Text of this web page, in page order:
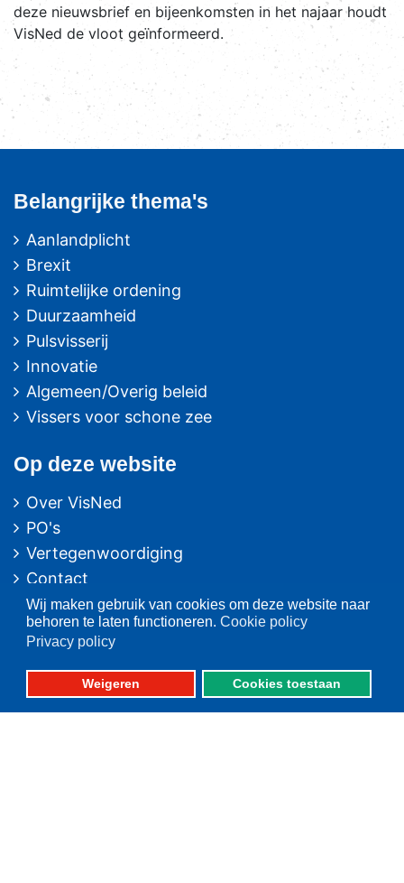
Wij maken gebruik van cookies om deze website naar
behoren te laten functioneren. Cookie policy
Privacy policy
Weigeren Cookies toestaan
deze nieuwsbrief en bijeenkomsten in het najaar houdt
VisNed de vloot geïnformeerd.
Belangrijke thema's
Aanlandplicht
Brexit
Ruimtelijke ordening
Duurzaamheid
Pulsvisserij
Innovatie
Algemeen/Overig beleid
Vissers voor schone zee
Op deze website
Over VisNed
PO's
Vertegenwoordiging
Contact
Nieuwsarchief
Contactinformatie
Postbus 59
8320 AB URK